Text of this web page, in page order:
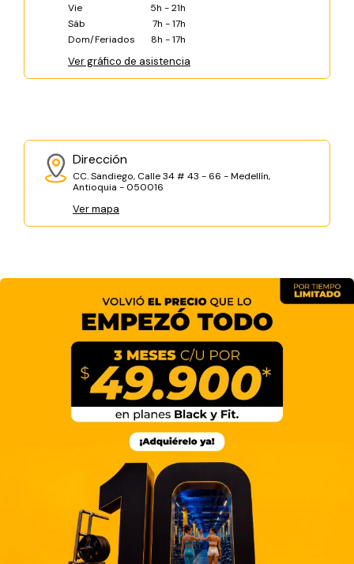
Vie
5h - 21h
Sáb
7h - 17h
Dom/Feriados
8h - 17h
Ver gráfico de asistencia
Dirección
CC. Sandiego, Calle 34 # 43 - 66 - Medellín,
Antioquia - 050016
Ver mapa